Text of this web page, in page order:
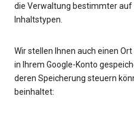
die Verwaltung bestimmter auf
Inhaltstypen.
Wir stellen Ihnen auch einen
in Ihrem Google-Konto
deren Speicherung steuern
beinhaltet: